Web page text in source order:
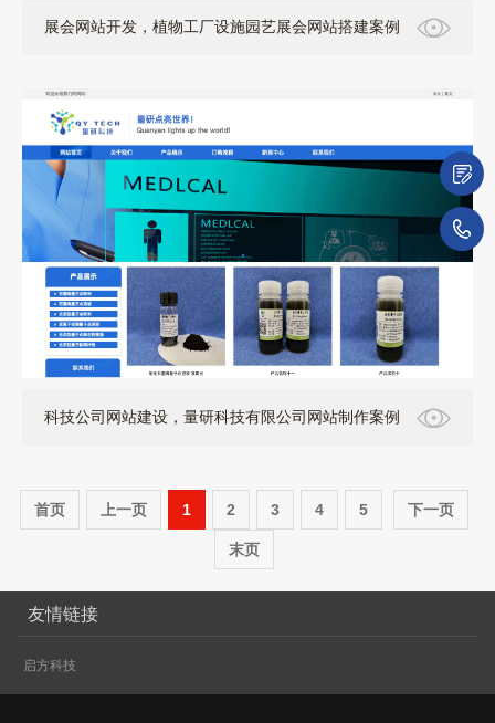
展会网站开发，植物工厂设施园艺展会网站搭建案例
科技公司网站建设，量研科技有限公司网站制作案例
首页 上一页 1 2 3 4 5 下一页
末页
友情链接
启方科技